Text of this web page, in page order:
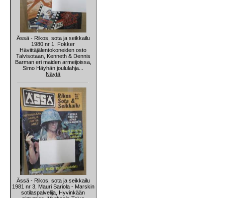
Ässä - Rikos, sota ja seikkailu
1980 nr 1, Fokker
Hävittäjälentokoneiden osto
Talvisotaan, Kenneth & Dennis
Barman eri maiden armeijoissa,
Simo Häyhän joululahja...
Näytä
Ässä - Rikos, sota ja seikkailu
1981 nr 3, Mauri Sariola - Marskin
sotilaspalvelija, Hyvinkään